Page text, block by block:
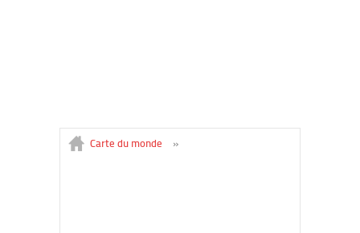
Carte du monde »